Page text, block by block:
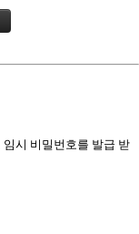
시 비밀번호를 발급 받